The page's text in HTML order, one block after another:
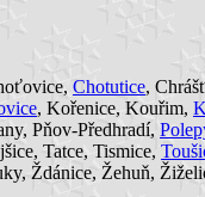
Chotutice,
, Kořenice, Kouřim,
Pňov-Předhradí,
Tatce, Tismice,
Ždánice, Žehuň,